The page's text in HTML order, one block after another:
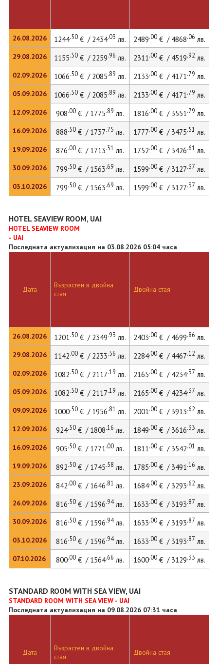
26.08.2026
29.08.2026
02.09.2026
05.09.2026
12.09.2026
16.09.2026
19.09.2026
30.09.2026
03.10.2026
1244.50€ / 2434.03 лв. 2489.00€ / 4868.06 лв.
1155.50€ / 2259.96 лв. 2311.00€ / 4519.92 лв.
1066.50€ / 2085.89 лв. 2133.00€ / 4171.79 лв.
1066.50€ / 2085.89 лв. 2133.00€ / 4171.79 лв.
908.00€ / 1775.89 лв. 1816.00€ / 3551.79 лв.
888.50€ / 1737.75 лв. 1777.00€ / 3475.51 лв.
876.00€ / 1713.31 лв. 1752.00€ / 3426.61 лв.
799.50€ / 1563.69 лв. 1599.00€ / 3127.37 лв.
799.50€ / 1563.69 лв. 1599.00€ / 3127.37 лв.
HOTEL SEAVIEW ROOM, UAI
HOTEL SEAVIEW ROOM
- UAI
Последната актуализация на 03.08.2026 05:04 часа
Дата
26.08.2026
29.08.2026
02.09.2026
05.09.2026
09.09.2026
12.09.2026
16.09.2026
19.09.2026
23.09.2026
26.09.2026
30.09.2026
03.10.2026
07.10.2026
Възрастен в двойна
стая
Двойна стая
1201.50€ / 2349.93 лв. 2403.00€ / 4699.86 лв.
1142.00€ / 2233.56 лв. 2284.00€ / 4467.12 лв.
1082.50€ / 2117.19 лв. 2165.00€ / 4234.37 лв.
1082.50€ / 2117.19 лв. 2165.00€ / 4234.37 лв.
1000.50€ / 1956.81 лв. 2001.00€ / 3913.62 лв.
924.50€ / 1808.16 лв. 1849.00€ / 3616.33 лв.
905.50€ / 1771.00лв. 1811.00€ / 3542.01 лв.
892.50€ / 1745.58 лв. 1785.00€ / 3491.16 лв.
842.00€ / 1646.81 лв. 1684.00€ / 3293.62 лв.
816.50€ / 1596.94лв. 1633.00€ / 3193.87 лв.
816.50€ / 1596.94лв. 1633.00€ / 3193.87 лв.
816.50€ / 1596.94лв. 1633.00€ / 3193.87 лв.
800.00€ / 1564.66 лв. 1600.00€ / 3129.33 лв.
STANDARD ROOM WITH SEA VIEW, UAI
STANDARD ROOM WITH SEA VIEW - UAI
Последната актуализация на 09.08.2026 07:31 часа
Дата
Възрастен в двойна
стая
Двойна стая